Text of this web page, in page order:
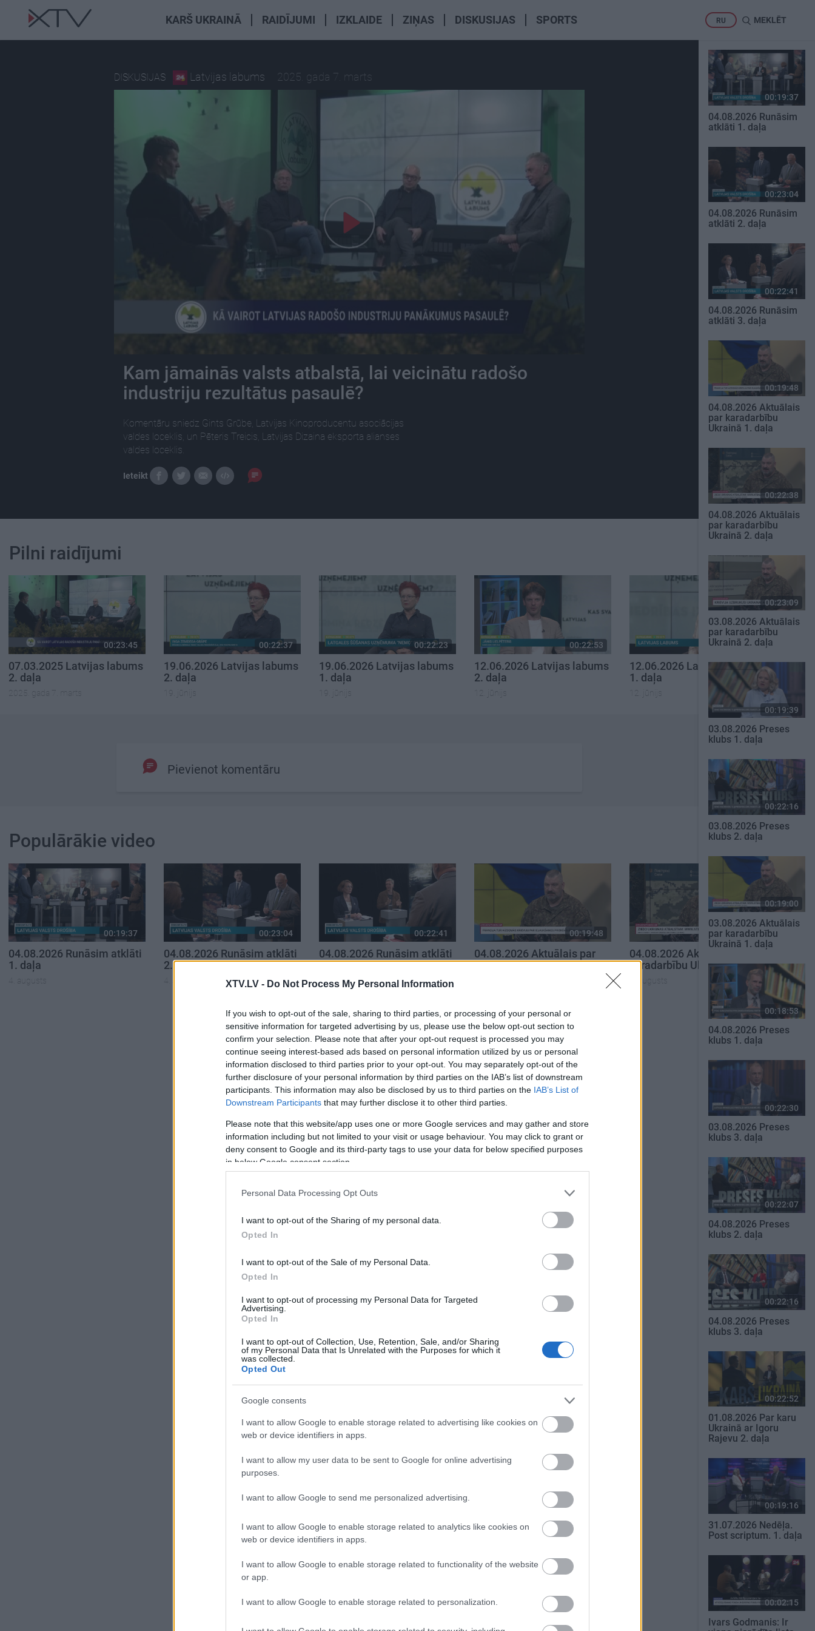
XTV.LV - Do Not Process My Personal Information
If you wish to opt-out of the sale, sharing to third parties, or processing of your personal or
sensitive information for targeted advertising by us, please use the below opt-out section to
confirm your selection. Please note that after your opt-out request is processed you may
continue seeing interest-based ads based on personal information utilized by us or personal
information disclosed to third parties prior to your opt-out. You may separately opt-out of the
further disclosure of your personal information by third parties on the IAB’s list of downstream
participants. This information may also be disclosed by us to third parties on the IAB’s List of
Downstream Participants that may further disclose it to other third parties.
Please note that this website/app uses one or more Google services and may gather and store
information including but not limited to your visit or usage behaviour. You may click to grant or
deny consent to Google and its third-party tags to use your data for below specified purposes
in below Google consent section.
Personal Data Processing Opt Outs
I want to opt-out of the Sharing of my personal data.
Opted In
I want to opt-out of the Sale of my Personal Data.
Opted In
I want to opt-out of processing my Personal Data for Targeted
Advertising.
Opted In
I want to opt-out of Collection, Use, Retention, Sale, and/or Sharing
of my Personal Data that Is Unrelated with the Purposes for which it
was collected.
Opted Out
Google consents
I want to allow Google to enable storage related to advertising like cookies on
web or device identifiers in apps.
I want to allow my user data to be sent to Google for online advertising
purposes.
I want to allow Google to send me personalized advertising.
I want to allow Google to enable storage related to analytics like cookies on
web or device identifiers in apps.
I want to allow Google to enable storage related to functionality of the website
or app.
I want to allow Google to enable storage related to personalization.
KARŠ UKRAINĀ RAIDĪJUMI IZKLAIDE ZIŅAS DISKUSIJAS SPORTS RU MEKLĒT
DISKUSIJAS Latvijas labums 2025. gada 7. marts
Kam jāmainās valsts atbalstā, lai veicinātu radošo
industriju rezultātus pasaulē?
Komentāru sniedz Gints Grūbe, Latvijas Kinoproducentu asociācijas
valdes loceklis, un Pēteris Treicis, Latvijas Dizaina eksporta alianses
valdes loceklis.
Ieteikt
Pilni raidījumi
00:23:45
07.03.2025 Latvijas labums
2. daļa
2025. gada 7. marts
00:22:37
19.06.2026 Latvijas labums
2. daļa
19. jūnijs
00:22:23
19.06.2026 Latvijas labums
1. daļa
19. jūnijs
00:22:53
12.06.2026 Latvijas labums
2. daļa
12. jūnijs
00:22:20
12.06.2026 Latvijas labums
1. daļa
12. jūnijs
Pievienot komentāru
Populārākie video
00:19:37
04.08.2026 Runāsim atklāti
1. daļa
4. augusts
00:23:04
04.08.2026 Runāsim atklāti
2. daļa
4. augusts
00:22:41
04.08.2026 Runāsim atklāti
3. daļa
4. augusts
00:19:48
04.08.2026 Aktuālais par
karadarbību Ukrainā 1. daļa
00:22:38
04.08.2026 Aktuālais par
karadarbību Ukrainā 2. daļa
4. augusts
SKATĪT VISUS
00:19:37
04.08.2026 Runāsim
atklāti 1. daļa
00:23:04
04.08.2026 Runāsim
atklāti 2. daļa
00:22:41
04.08.2026 Runāsim
atklāti 3. daļa
00:19:48
04.08.2026 Aktuālais
par karadarbību
Ukrainā 1. daļa
00:22:38
04.08.2026 Aktuālais
par karadarbību
Ukrainā 2. daļa
00:23:09
03.08.2026 Aktuālais
par karadarbību
Ukrainā 2. daļa
00:19:39
03.08.2026 Preses
klubs 1. daļa
00:22:16
03.08.2026 Preses
klubs 2. daļa
00:19:00
03.08.2026 Aktuālais
par karadarbību
Ukrainā 1. daļa
00:18:53
04.08.2026 Preses
klubs 1. daļa
00:22:30
03.08.2026 Preses
klubs 3. daļa
00:22:07
04.08.2026 Preses
klubs 2. daļa
00:22:16
04.08.2026 Preses
klubs 3. daļa
00:22:52
01.08.2026 Par karu
Ukrainā ar Igoru
Rajevu 2. daļa
00:19:16
31.07.2026 Nedēļa.
Post scriptum. 1. daļa
00:02:15
Ivars Godmanis: Ir